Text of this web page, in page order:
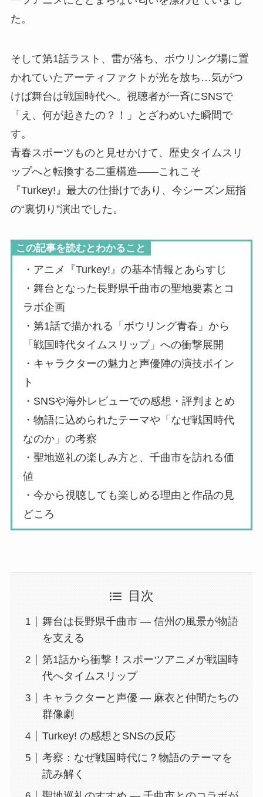
た。
そして第1話ラスト、雷が落ち、ボウリング場に置
かれていたアーティファクトが光を放ち…気がつ
けば舞台は戦国時代へ。視聴者が一斉にSNSで
「え、何が起きたの？！」とざわめいた瞬間で
す。
青春スポーツものと見せかけて、歴史タイムスリ
ップへと転換する二重構造――これこそ
『Turkey!』最大の仕掛けであり、今シーズン屈指
の“裏切り”演出でした。
この記事を読むとわかること
・アニメ『Turkey!』の基本情報とあらすじ
・舞台となった長野県千曲市の聖地要素とコ
ラボ企画
・第1話で描かれる「ボウリング青春」から
「戦国時代タイムスリップ」への衝撃展開
・キャラクターの魅力と声優陣の演技ポイン
ト
・SNSや海外レビューでの感想・評判まとめ
・物語に込められたテーマや「なぜ戦国時代
なのか」の考察
・聖地巡礼の楽しみ方と、千曲市を訪れる価
値
・今から視聴しても楽しめる理由と作品の見
どころ
目次
舞台は長野県千曲市 ― 信州の風景が物語
を支える
第1話から衝撃！スポーツアニメが戦国時
代へタイムスリップ
キャラクターと声優 ― 麻衣と仲間たちの
群像劇
Turkey! の感想とSNSの反応
考察：なぜ戦国時代に？物語のテーマを
読み解く